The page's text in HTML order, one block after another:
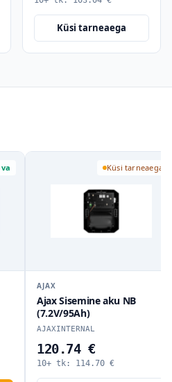
Küsi tarneaega
Küsi tarneaega
AJAX
Ajax Sisemine aku NB
(7.2V/95Ah)
AJAXINTERNAL
120.74 €
10+ tk: 114.70 €